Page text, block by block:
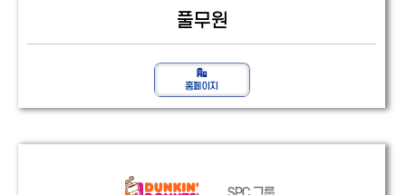
풀무원